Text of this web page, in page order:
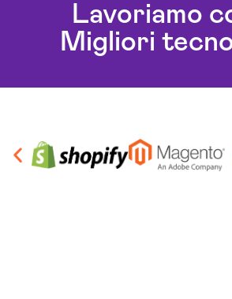
Lavoriamo
Migliori